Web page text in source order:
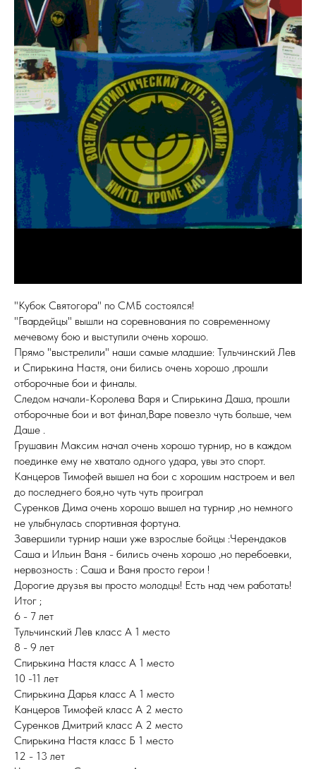
"Кубок Святогора" по СМБ состоялся!
"Гвардейцы" вышли на соревнования по современному
мечевому бою и выступили очень хорошо.
Прямо "выстрелили" наши самые младшие: Тульчинский Лев
и Спирькина Настя, они бились очень хорошо ,прошли
отборочные бои и финалы.
Следом начали-Королева Варя и Спирькина Даша, прошли
отборочные бои и вот финал,Варе повезло чуть больше, чем
Даше .
Грушавин Максим начал очень хорошо турнир, но в каждом
поединке ему не хватало одного удара, увы это спорт.
Канцеров Тимофей вышел на бои с хорошим настроем и вел
до последнего боя,но чуть чуть проиграл
Суренков Дима очень хорошо вышел на турнир ,но немного
не улыбнулась спортивная фортуна.
Завершили турнир наши уже взрослые бойцы :Черендаков
Саша и Ильин Ваня - бились очень хорошо ,но перебоевки,
нервозность : Саша и Ваня просто герои !
Дорогие друзья вы просто молодцы! Есть над чем работать!
Итог ;
6 - 7 лет
Тульчинский Лев класс А 1 место
8 - 9 лет
Спирькина Настя класс А 1 место
10 -11 лет
Спирькина Дарья класс А 1 место
Канцеров Тимофей класс А 2 место
Суренков Дмитрий класс А 2 место
Спирькина Настя класс Б 1 место
12 - 13 лет